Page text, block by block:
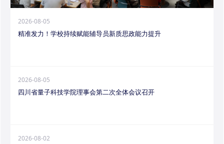
2026-08-05
精准发力！学校持续赋能辅导员新质思政能力提升
2026-08-05
四川省量子科技学院理事会第二次全体会议召开
2026-08-02